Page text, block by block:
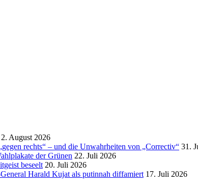
2. August 2026
rechts“ – und die Unwahrheiten von „Correctiv“ 31.
der Grünen 22. Juli 2026
beseelt 20. Juli 2026
Harald Kujat als putinnah diffamiert 17. Juli 2026